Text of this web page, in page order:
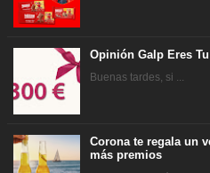
Opinión Galp Eres
Buenas tardes, si ...
Corona te regala un
más premios